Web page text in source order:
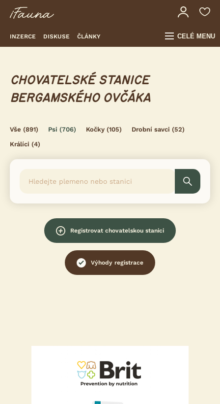
INZERCE DISKUSE ČLÁNKY CELÉ MENU
CHOVATELSKÉ STANICE
BERGAMSKÉHO OVČÁKA
Vše (891) Psi (706) Kočky (105) Drobní savci (52)
Králíci (4)
Registrovat chovatelskou stanici
Výhody registrace